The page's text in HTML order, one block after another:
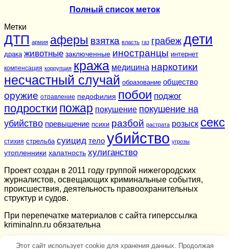
Полный список меток
Метки
ДТП армия аферы взятка власть газ грабеж дети
драка животные заключенные иностранцы интернет
компенсация коррупция кража медицина наркотики
несчастный случай образование общество
оружие отравление педофилия побои поджог
подростки пожар покушение покушение на
убийство превышение психи разбой растрата розыск секс
стихия стрельба суицид тело убийство угрозы
утопленники халатность хулиганство
Проект создан в 2011 году группой нижегородских
журналистов, освещающих криминальные события,
происшествия, деятельность правоохранительных
структур и судов.
При перепечатке материалов c сайта гиперссылка
kriminalnn.ru обязательна
Этот сайт использует cookie для хранения данных. Продолжая